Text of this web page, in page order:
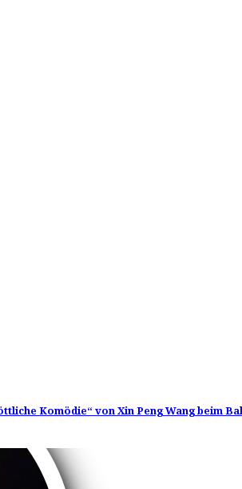
Komödie“ von Xin Peng Wang beim